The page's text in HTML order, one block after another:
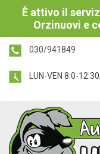
È attivo il
Orzinuovi e
030/941849
LUN-VEN 8:0-